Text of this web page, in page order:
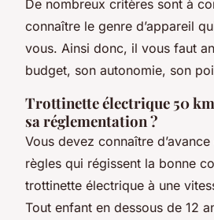
De nombreux critères sont à
connaître le genre d’appareil
vous. Ainsi donc, il vous faut
budget, son autonomie, son
Trottinette électrique 50
sa réglementation ?
Vous devez connaître
règles qui régissent la bonne
trottinette électrique à une
Tout enfant en dessous de 12